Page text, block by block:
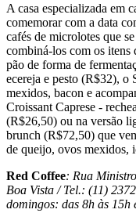
A casa especializada em
comemorar com a data
cafés de microlotes que
combiná-los com os itens
pão de forma de
ecereja e pesto (R$32),
mexidos, bacon e
Croissant Caprese -
(R$26,50) ou na versão
brunch (R$72,50) que
de queijo, ovos mexidos,
Red Coffee: Rua
Boa Vista / Tel.: (11)
domingos: das 8h às 15h